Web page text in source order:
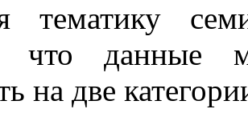
тематику
что данные
на две